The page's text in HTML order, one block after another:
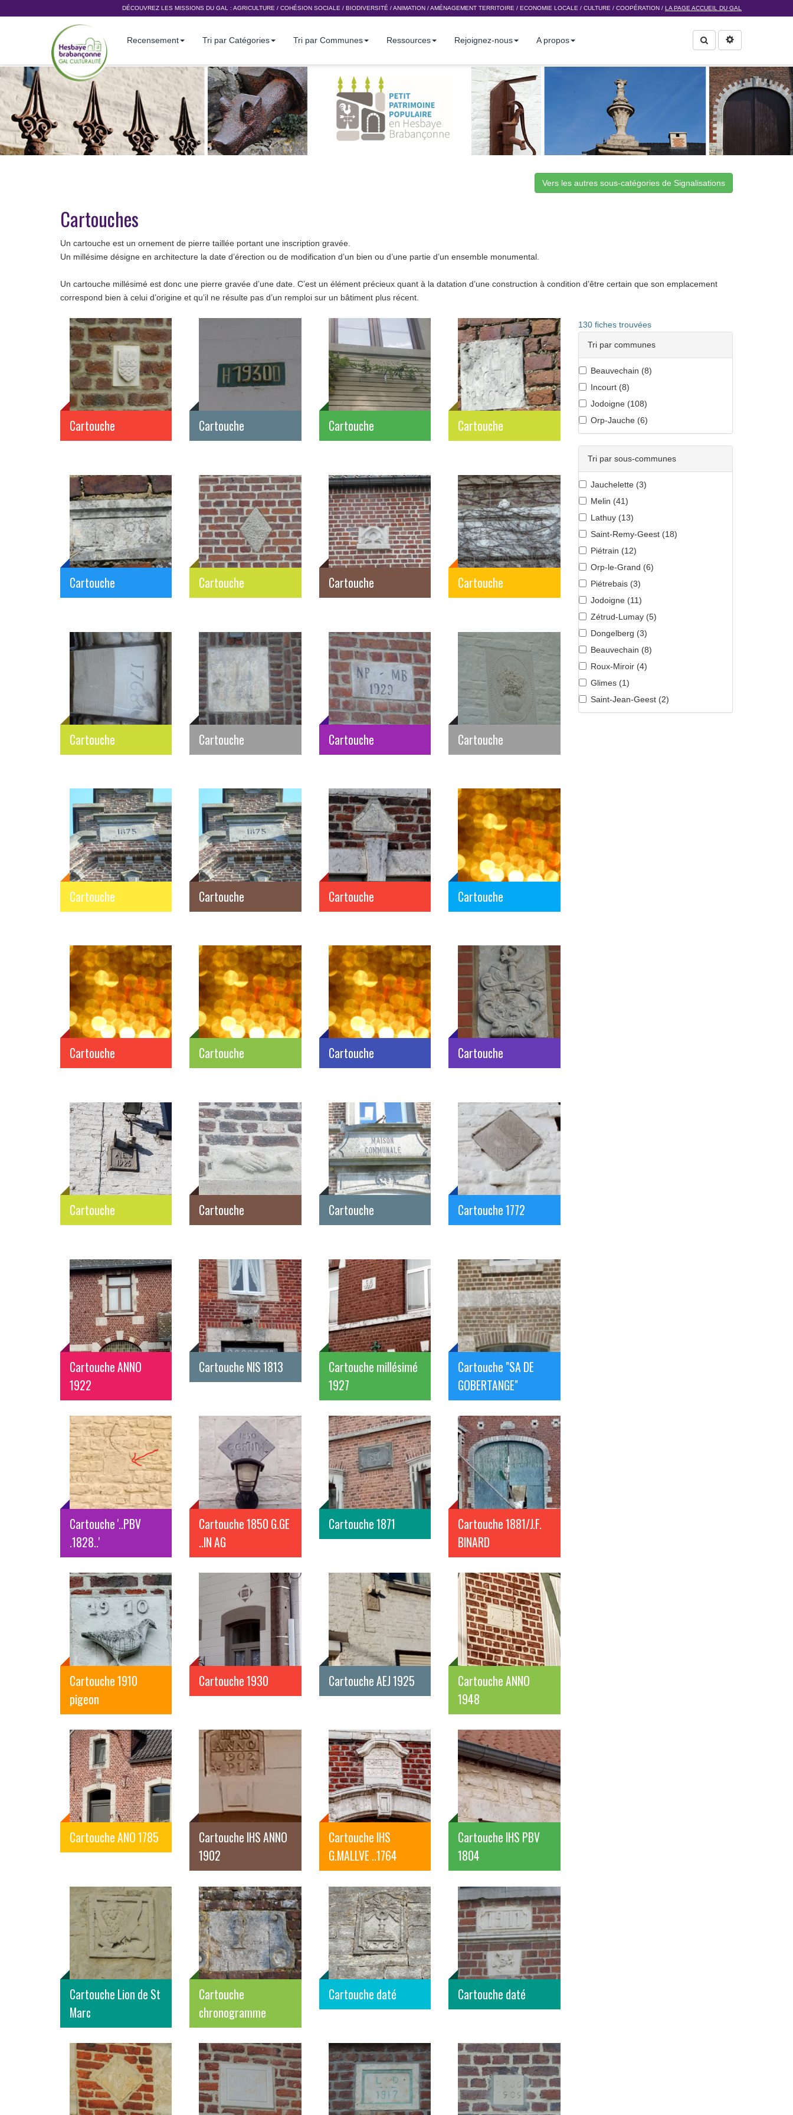
DÉCOUVREZ LES MISSIONS DU GAL : AGRICULTURE / COHÉSION SOCIALE / BIODIVERSITÉ /ANIMATION /AMÉNAGEMENT TERRITOIRE / ECONOMIE LOCALE / CULTURE / COOPÉRATION / LA PAGE ACCUEIL DU GAL
Recensement Tri par Catégories Tri par Communes Ressources Rejoignez-nous A propos Rechercher
Vers les autres sous-catégories de Signalisations
Cartouches
Un cartouche est un ornement de pierre taillée portant une inscription gravée.
Un millésime désigne en architecture la date d’érection ou de modification d’un bien ou d’une partie d’un ensemble monumental.
Un cartouche millésimé est donc une pierre gravée d’une date. C’est un élément précieux quant à la datation d’une construction à condition d’être certain que son emplacement
correspond bien à celui d’origine et qu’il ne résulte pas d’un remploi sur un bâtiment plus récent.
Cartouche Cartouche Cartouche Cartouche
Cartouche Cartouche Cartouche Cartouche
Cartouche Cartouche Cartouche Cartouche
Cartouche Cartouche Cartouche Cartouche
Cartouche Cartouche Cartouche Cartouche
Cartouche Cartouche Cartouche Cartouche 1772
Cartouche ANNO
1922
Cartouche NIS 1813
Cartouche millésimé
1927
Cartouche "SA DE
GOBERTANGE"
Cartouche '..PBV
.1828..'
Cartouche 1850 G.GE
..IN AG
Cartouche 1871
Cartouche 1881/J.F.
BINARD
Cartouche 1910
pigeon
Cartouche 1930 Cartouche AEJ 1925
Cartouche ANNO
1948
Cartouche ANO 1785
Cartouche IHS ANNO
1902
Cartouche IHS
G.MALLVE ..1764
Cartouche IHS PBV
1804
Cartouche Lion de St
Marc
Cartouche
chronogramme
Cartouche daté Cartouche daté
130fiches trouvées
Tri par communes
Beauvechain (8)
Incourt (8)
Jodoigne (108)
Orp-Jauche (6)
Tri par sous-communes
Jauchelette (3)
Melin (41)
Lathuy (13)
Saint-Remy-Geest (18)
Piétrain (12)
Orp-le-Grand (6)
Piétrebais (3)
Jodoigne (11)
Zétrud-Lumay (5)
Dongelberg (3)
Beauvechain (8)
Roux-Miroir (4)
Glimes (1)
Saint-Jean-Geest (2)